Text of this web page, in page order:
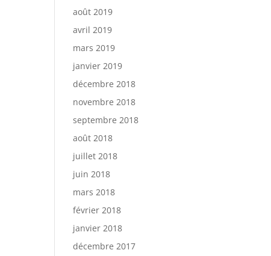
août 2019
avril 2019
mars 2019
janvier 2019
décembre 2018
novembre 2018
septembre 2018
août 2018
juillet 2018
juin 2018
mars 2018
février 2018
janvier 2018
décembre 2017